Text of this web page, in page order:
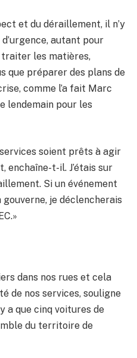
et du déraillement, il n’y
autant pour
traiter les matières,
que préparer des plans de
comme l’a fait Marc
lendemain pour les
services soient prêts à agir
enchaîne-t-il. J’étais sur
Si un événement
je déclencherais
dans nos rues et cela
de nos services, souligne
a que cinq voitures de
du territoire de